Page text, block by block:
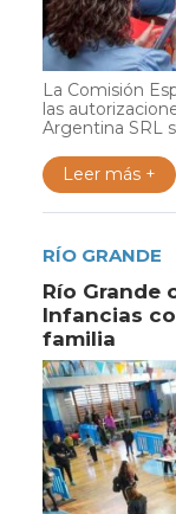
La Comisión
las
Argentina SRL
Leer más +
RÍO GRANDE
Río Grande
Infancias
familia